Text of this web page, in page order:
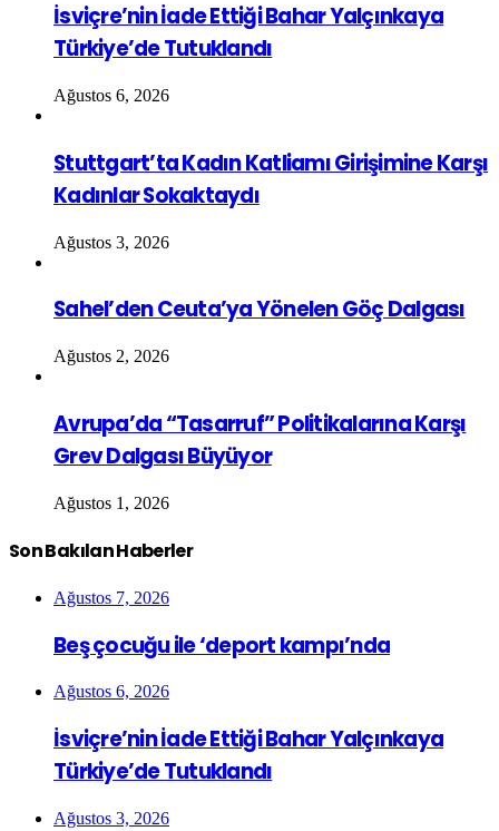
İsviçre’nin İade Ettiği Bahar Yalçınkaya
Türkiye’de Tutuklandı
Ağustos 6, 2026
Stuttgart’ta Kadın Katliamı Girişimine Karşı
Kadınlar Sokaktaydı
Ağustos 3, 2026
Sahel’den Ceuta’ya Yönelen Göç Dalgası
Ağustos 2, 2026
Avrupa’da “Tasarruf” Politikalarına Karşı
Grev Dalgası Büyüyor
Ağustos 1, 2026
Son Bakılan Haberler
Ağustos 7, 2026
Beş çocuğu ile ‘deport kampı’nda
Ağustos 6, 2026
İsviçre’nin İade Ettiği Bahar Yalçınkaya
Türkiye’de Tutuklandı
Ağustos 3, 2026